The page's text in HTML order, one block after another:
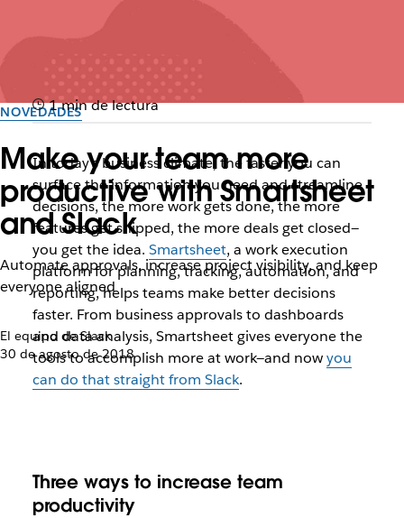
NOVEDADES
Make your team more
productive with Smartsheet
and Slack
Automate approvals, increase project visibility, and keep
everyone aligned
El equipo de Slack
30 de agosto de 2018
1 min de lectura
In today’s business climate, the faster you can
surface the information you need and streamline
decisions, the more work gets done, the more
features get shipped, the more deals get closed—
you get the idea. Smartsheet, a work execution
platform for planning, tracking, automation, and
reporting, helps teams make better decisions
faster. From business approvals to dashboards
and data analysis, Smartsheet gives everyone the
tools to accomplish more at work—and nowyou
can do that straight from Slack.
Three ways to increase team
productivity